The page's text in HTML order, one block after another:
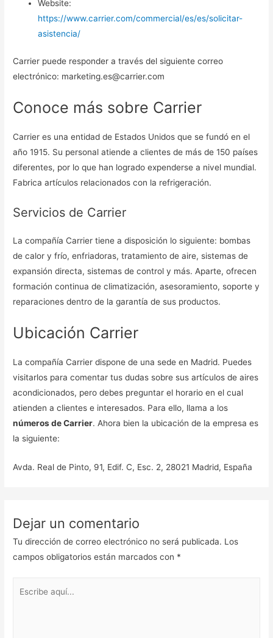
Website:
https://www.carrier.com/commercial/es/es/solicitar-
asistencia/
Carrier puede responder a través del siguiente correo
electrónico: marketing.es@carrier.com
Conoce más sobre Carrier
Carrier es una entidad de Estados Unidos que se fundó en el
año 1915. Su personal atiende a clientes de más de 150 países
diferentes, por lo que han logrado expenderse a nivel mundial.
Fabrica artículos relacionados con la refrigeración.
Servicios de Carrier
La compañía Carrier tiene a disposición lo siguiente: bombas
de calor y frío, enfriadoras, tratamiento de aire, sistemas de
expansión directa, sistemas de control y más. Aparte, ofrecen
formación continua de climatización, asesoramiento, soporte y
reparaciones dentro de la garantía de sus productos.
Ubicación Carrier
La compañía Carrier dispone de una sede en Madrid. Puedes
visitarlos para comentar tus dudas sobre sus artículos de aires
acondicionados, pero debes preguntar el horario en el cual
atienden a clientes e interesados. Para ello, llama a los
números de Carrier. Ahora bien la ubicación de la empresa es
la siguiente:
Avda. Real de Pinto, 91, Edif. C, Esc. 2, 28021 Madrid, España
Dejar un comentario
Tu dirección de correo electrónico no será publicada. Los
campos obligatorios están marcados con *